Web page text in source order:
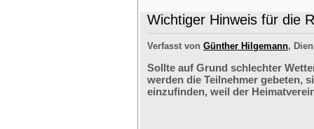
Wichtiger Hinweis für die
Verfasst von Günther Hilgemann,
Sollte auf Grund schlechter
werden die Teilnehmer gebeten,
einzufinden, weil der